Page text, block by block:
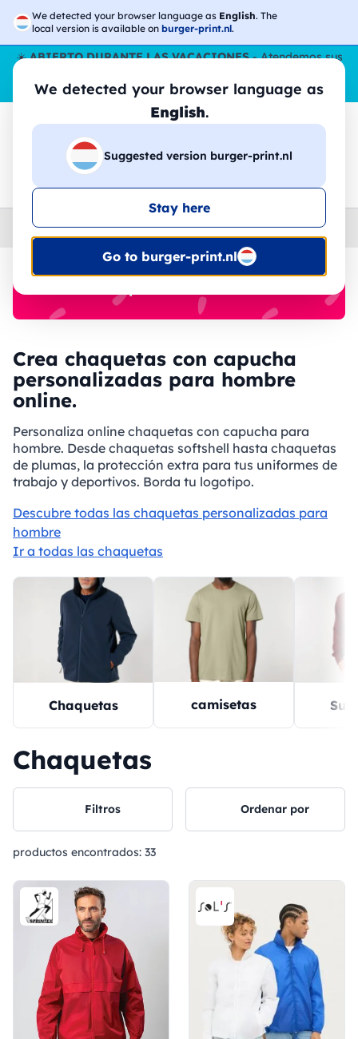
We detected your browser language as English. The
local version is available on burger-print.nl.
We detected your browser language as
English.
Suggested version burger-print.nl
Stay here
Go to burger-print.nl
☀️ABIERTO DURANTE LAS VACACIONES- Atendemos sus
pedidos durante todo el verano, incluso en agosto.
Sin parar
😎🌴
🔎
Home › Chaquetas › hombre
Crea chaquetas con capucha
personalizadas para hombre
online.
Personaliza online chaquetas con capucha para
hombre. Desde chaquetas softshell hasta chaquetas
de plumas, la protección extra para tus uniformes de
trabajo y deportivos. Borda tu logotipo.
Descubre todas las chaquetas personalizadas para
hombre
Ir a todas las chaquetas
Chaquetas camisetas
Chaquetas
Filtros Ordenar por
productos encontrados: 33